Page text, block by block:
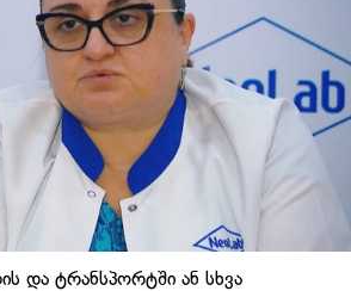
და ტრანსპორტში ან სხვა